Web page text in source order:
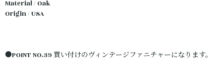
Material / Oak
Origin / USA
●POINT NO.39 買い付けのヴィンテージファニチャーになります。